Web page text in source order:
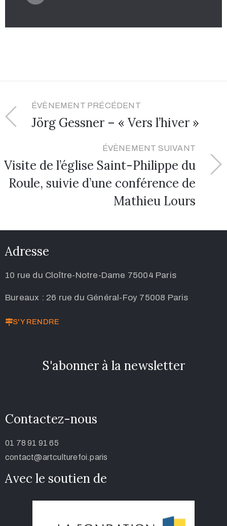
ÉVÈNEMENT PRÉCÉDENT
Jörg Gessner – « Vers l’hiver »
ÉVÈNEMENT SUIVANT
Visite de l’église Saint-Philippe du
Roule, suivie d’une conférence de
Mathieu Lours
Adresse
10 rue du Cloître-Notre-Dame 75004 Paris
Bureaux : 26 rue du Général-Foy 75008 Paris
S'Y RENDRE
S'abonner à la newsletter
Contactez-nous
01 78 91 91 65
contact@artculturefoi.paris
Avec le soutien de